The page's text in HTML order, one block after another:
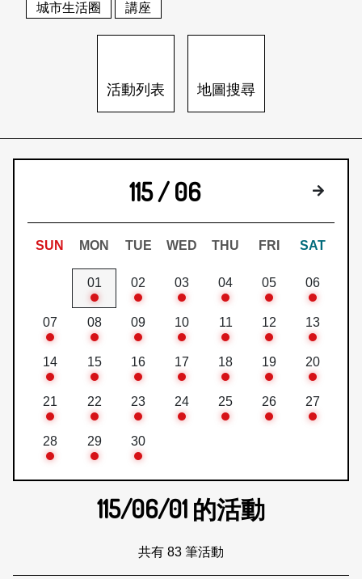
刊物索取地點
刊登活動
日本語 登入/註冊
城市生活圈
講座
活動列表 地圖搜尋
115 / 06 下個月
SUN MON TUE WED THU FRI SAT
01 02 03 04 05 06
07 08 09 10 11 12 13
14 15 16 17 18 19 20
21 22 23 24 25 26 27
28 29 30
115/06/01 的活動
共有 83 筆活動